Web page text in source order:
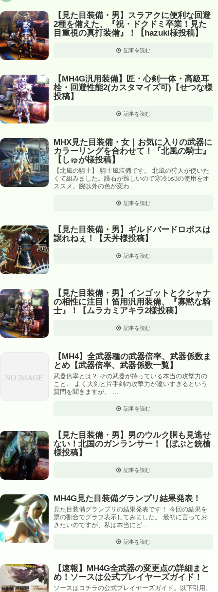
【見た目装備・男】スラアクに便利な回避
2種を備えた、『祝・ドクドミ卒業！見た
目重視の真打装備』！【hazuki様投稿】
記事を読む
【MH4G汎用装備】匠・心剣一体・高級耳
栓・回避性能2(カスタマイズ可)【せつな様
投稿】
記事を読む
MHX見た目装備・女｜お気に入りの武器に
カラーリングを合わせて！『北風の騎士』
【しゅが様投稿】
【北風の騎士】 騎士風装備です。 北風の狩人が使いた
くて組みました。護石が難しいので寒冷5s3の使用をオ
ススメ。腕以外の色が変わ...
記事を読む
【見た目装備・男】ギルドバードロポスは
譲れねぇ！【天丼様投稿】
記事を読む
【見た目装備・男】インゴットとクシャナ
の相性に注目！笛用汎用装備、『寡黙な騎
士』！【ムラカミアキラ2様投稿】
記事を読む
【MH4】全武器種の武器倍率、武器係数ま
とめ【武器倍率、武器係数一覧】
武器倍率とは？ その武器が持っている本当の攻撃力の
こと。 よく大剣と片手剣の攻撃力が違いすぎるという
質問を聞きますが、 ...
記事を読む
【見た目装備・男】男のウルク胴も見逃せ
ない！北国のガンランサー！【ぼぶと銃槍
様投稿】
記事を読む
MH4G見た目装備グランプリ結果発表！
見た目装備グランプリの結果発表です！ 今回の結果を
票の割合でグラフ表示してみました。 最初に言ってお
きたいのですが、私は本当にど...
記事を読む
【速報】MH4G全武器の変更点の詳細まと
め！ソースは公式プレイヤーズガイド！
ソースはコチラの公式プレイヤーズガイド。以下引用。